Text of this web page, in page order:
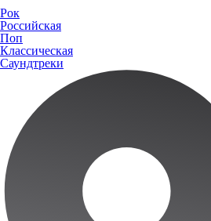
Рок
Российская
Поп
Классическая
Саундтреки